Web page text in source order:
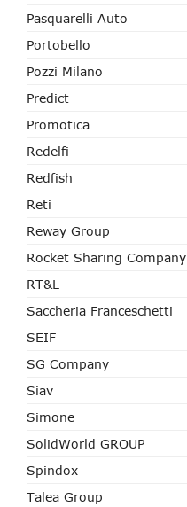
Pasquarelli Auto
Portobello
Pozzi Milano
Predict
Promotica
Redelfi
Redfish
Reti
Reway Group
Rocket Sharing Company
RT&L
Saccheria Franceschetti
SEIF
SG Company
Siav
Simone
SolidWorld GROUP
Spindox
Talea Group